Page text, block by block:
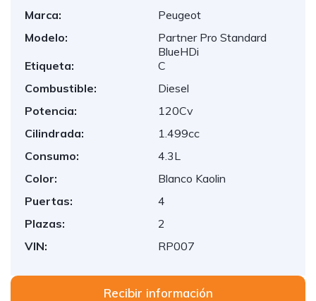
Marca:
Peugeot
Modelo:
Partner Pro Standard
BlueHDi
Etiqueta:
C
Combustible:
Diesel
Potencia:
120Cv
Cilindrada:
1.499cc
Consumo:
4.3L
Color:
Blanco Kaolin
Puertas:
4
Plazas:
2
VIN:
RP007
Recibir información